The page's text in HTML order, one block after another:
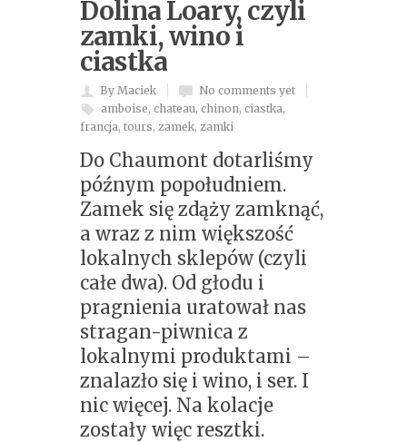
Dolina Loary, czyli
zamki, wino i
ciastka
By Maciek
No comments yet
amboise, chateau, chinon, ciastka,
francja, tours, zamek, zamki
Do Chaumont dotarliśmy
późnym popołudniem.
Zamek się zdąży zamknąć,
a wraz z nim większość
lokalnych sklepów (czyli
całe dwa). Od głodu i
pragnienia uratował nas
stragan-piwnica z
lokalnymi produktami –
znalazło się i wino, i ser. I
nic więcej. Na kolacje
zostały więc resztki.